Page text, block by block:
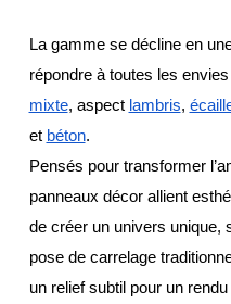
La gamme se décline en
répondre à toutes les
mixte, aspect lambris,
et béton.
Pensés pour transformer
panneaux décor allient
de créer un univers unique,
pose de carrelage
un relief subtil pour un